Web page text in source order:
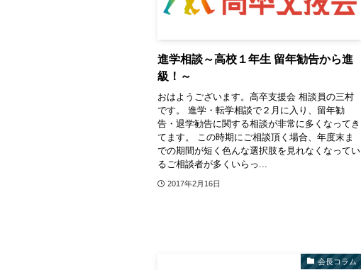
進学相談～高校１年生 留年勧告から進
級！～
おはようございます。高卒支援会 相談員の三村
です。 進学・転学相談で２月に入り、留年勧
告・退学勧告に関する相談が非常に多くなってき
てます。 この時期にご相談頂く場合、年度末ま
での期間が短く色んな選択肢を見れなくなってい
るご相談者が多くいらっ...
2017年2月16日
会長コラム